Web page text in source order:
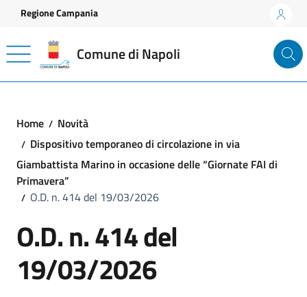
Vai ai contenuti
Vai al footer
Regione Campania
Comune di Napoli
Home
Novità
Dispositivo temporaneo di circolazione in via
Giambattista Marino in occasione delle “Giornate FAI di
Primavera”
O.D. n. 414 del 19/03/2026
O.D. n. 414 del
19/03/2026